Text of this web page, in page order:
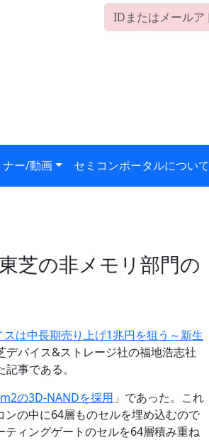
ナー/動画 セミコンポータルについて
芝の非メモリ部門の
は中長期売り上げ1兆円を狙う～新生
デバイス&ストレージ社の福地浩志社
事である。
の3D-NANDを採用 」であった。これ
の中に64層ものセルを埋め込むので
ィングゲートのセルを64層積み重ね